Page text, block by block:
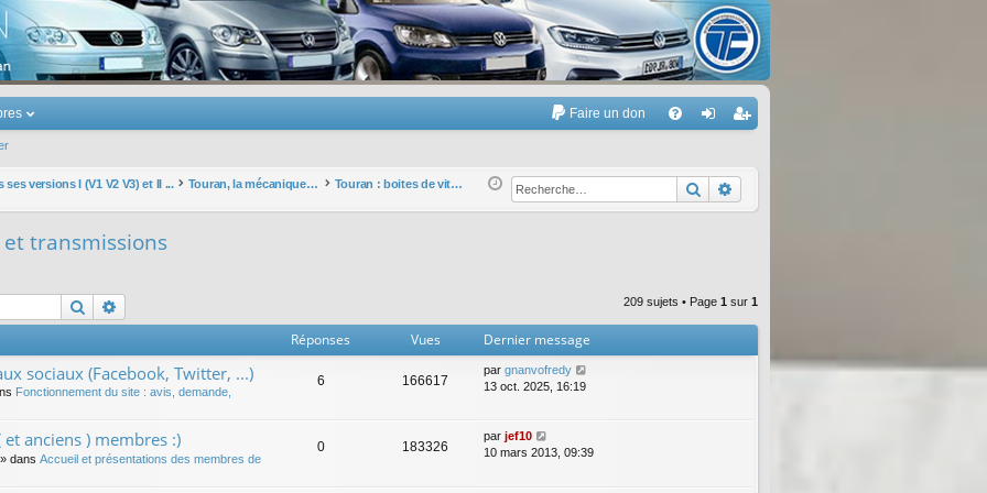
Touran
Faire un don
Q ne
xi
nr
eg
r
versions I (V1 V2 V3) et II ... Touran, la mécanique : moteurs, boites, transmissions, freins, direction, roues Touran : boites de vitesses et transmissions Rechercher
transmissions
Rechercher 209 sujets • Page 1 sur 1
Réponses Vues Dernier message
sociaux (Facebook, Twitter, ...)
Fonctionnement du site : avis, demande,
6 166617
par gnanvofredy
13 oct. 2025, 16:19
anciens ) membres :)
» dans Accueil et présentations des membres de
0 183326
par jef10
10 mars 2013, 09:39